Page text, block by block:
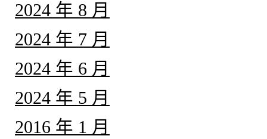
2024 年 8 月
2024 年 7 月
2024 年 6 月
2024 年 5 月
2016 年 1 月